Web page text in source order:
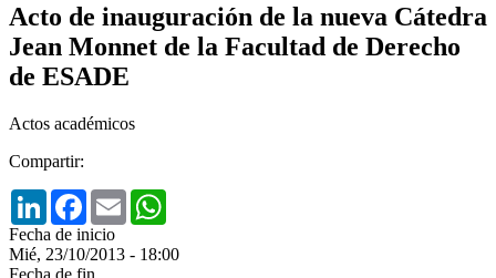
Acto de inauguración de la nueva Cátedra
Jean Monnet de la Facultad de Derecho
de ESADE
Actos académicos
Compartir:
LinkedInFacebook
Email
Fecha de inicio
Mié, 23/10/2013 - 18:00
Fecha de fin